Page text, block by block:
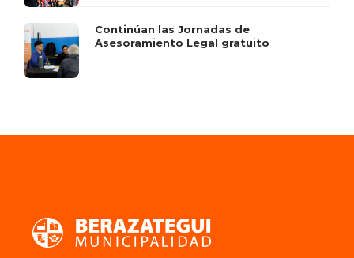
Continúan las Jornadas de
Asesoramiento Legal gratuito